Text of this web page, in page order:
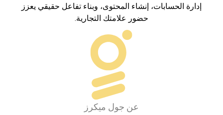
إدارة الحسابات، إنشاء المحتوى، وبناء تفاعل حقيقي يعزز
حضور علامتك التجارية.
عن جول ميكرز